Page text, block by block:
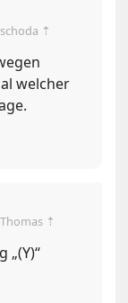
⇡
welcher
⇡
„(Y)“